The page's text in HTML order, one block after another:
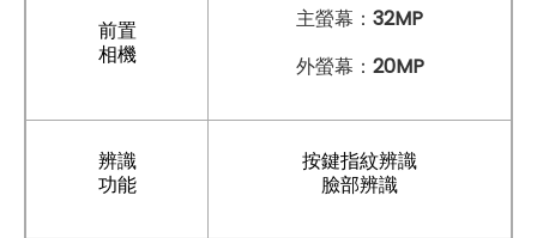
前置
相機
主螢幕： 32MP
外螢幕： 20MP
辨識
功能
按鍵指紋辨識
臉部辨識